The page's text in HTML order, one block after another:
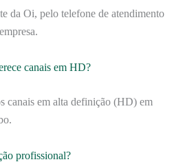
da Oi, pelo telefone de atendimento
canais em HD?
canais em alta definição (HD) em
profissional?